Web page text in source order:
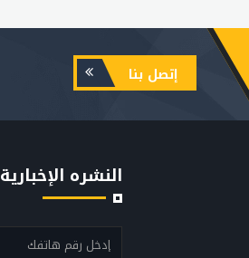
إتصل بنا
النشره الإخبارية